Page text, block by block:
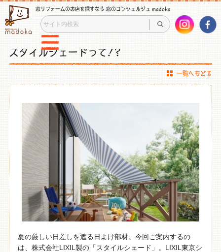
窓リフォームのお店を探すなら 窓のコンシェルジュ madoka
スタイルシェードって!?
一覧へもどる
夏の厳しい日差しを遮る日よけ部材。今回ご案内するの
は、株式会社LIXIL製の「スタイルシェード」。LIXIL東京シ